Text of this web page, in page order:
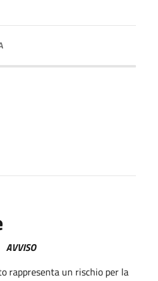
AVVISO
rappresenta un rischio per la